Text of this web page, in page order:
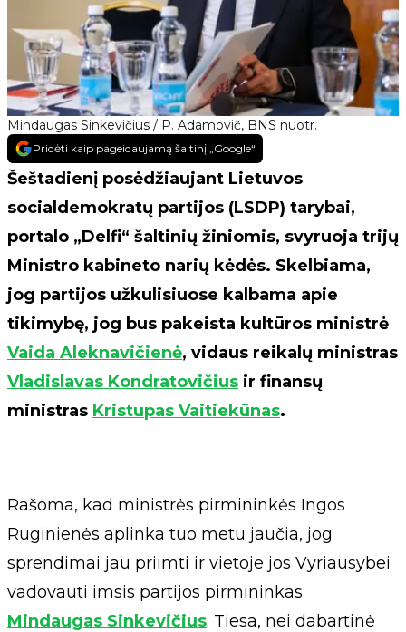
Mindaugas Sinkevičius / P. Adamovič, BNS nuotr.
Pridėti kaip pageidaujamą šaltinį „Google“
Šeštadienį posėdžiaujant Lietuvos
socialdemokratų partijos (LSDP) tarybai,
portalo „Delfi“ šaltinių žiniomis, svyruoja trijų
Ministro kabineto narių kėdės. Skelbiama,
jog partijos užkulisiuose kalbama apie
tikimybę, jog bus pakeista kultūros ministrė
Vaida Aleknavičienė, vidaus reikalų ministras
Vladislavas Kondratovičius ir finansų
ministras Kristupas Vaitiekūnas.
Rašoma, kad ministrės pirmininkės Ingos
Ruginienės aplinka tuo metu jaučia, jog
sprendimai jau priimti ir vietoje jos Vyriausybei
vadovauti imsis partijos pirmininkas
Mindaugas Sinkevičius. Tiesa, nei dabartinė